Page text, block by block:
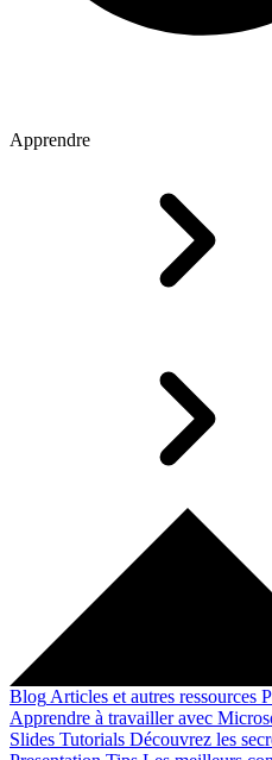
Apprendre
Blog Articles et autres ressources
Apprendre à travailler avec
Slides Tutorials Découvrez les